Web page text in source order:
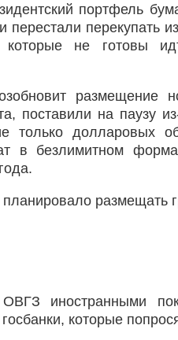
портфель
перестали перекупать
не готовы
размещение
поставили на паузу
только долларовых
в безлимитном
размещать
иностранными
которые